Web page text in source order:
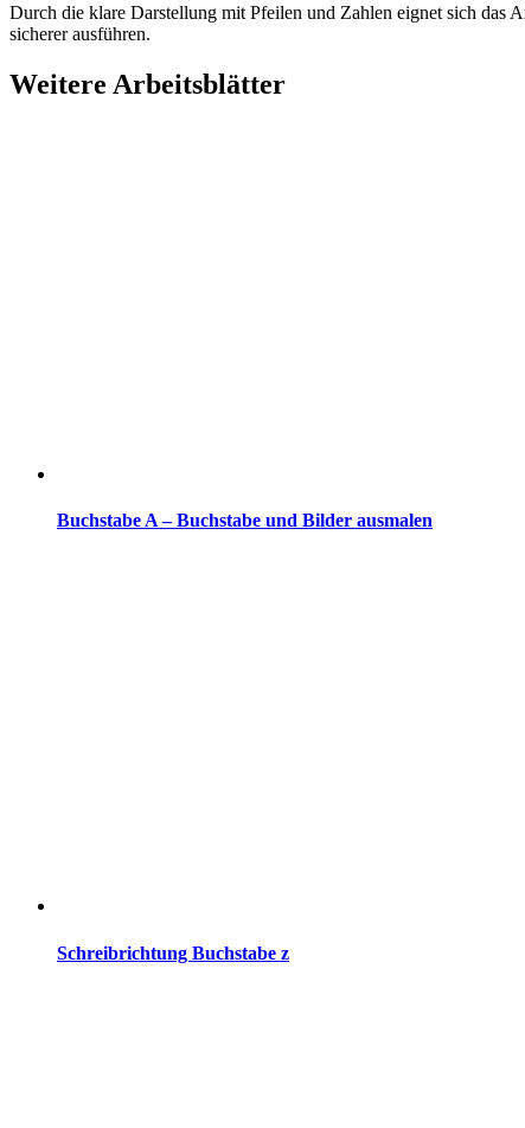
Durch die klare Darstellung mit Pfeilen und Zahlen eignet sich das
sicherer ausführen.
Weitere Arbeitsblätter
Buchstabe A – Buchstabe und Bilder ausmalen
Schreibrichtung Buchstabe z